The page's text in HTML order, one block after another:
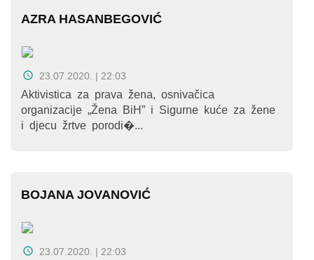
AZRA HASANBEGOVIĆ
23.07.2020. | 22:03
Aktivistica za prava žena, osnivačica
organizacije „Žena BiH” i Sigurne kuće za žene
i djecu žrtve porodi�...
BOJANA JOVANOVIĆ
23.07.2020. | 22:03